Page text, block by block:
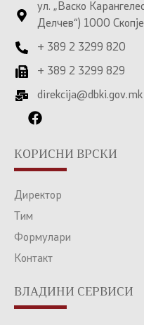
ул. „Васко
Делчев“) 1000 Скопје
+ 389 2 3299 820
+ 389 2 3299 829
direkcija@dbki.gov.mk
КОРИСНИ ВРСКИ
Директор
Тим
Формулари
Контакт
ВЛАДИНИ СЕРВИСИ